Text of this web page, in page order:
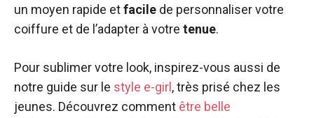
un moyen rapide etfacile de personnaliser votre
coiffure et de l’adapter à votre tenue.
Pour sublimer votre look, inspirez-vous aussi de
notre guide sur le style e-girl , très prisé chez les
jeunes. Découvrez comment être belle